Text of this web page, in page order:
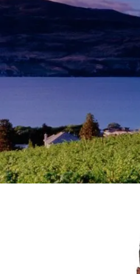
Skip to main content